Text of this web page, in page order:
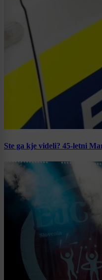
Ste ga kje videli? 45-letni